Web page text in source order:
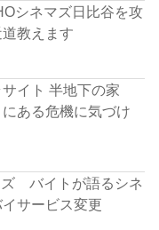
シネマズ日比谷を攻
教えます
サイト 半地下の家
ある危機に気づけ
ズ バイトが語るシネ
サービス変更